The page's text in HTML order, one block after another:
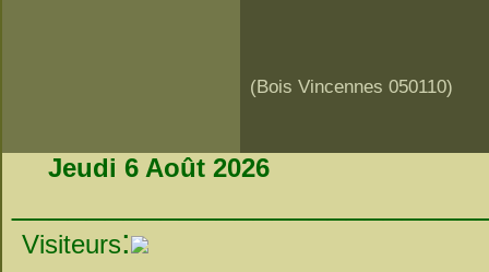
(Bois Vincennes 050110)
Jeudi 6 Août 2026
Visiteurs: